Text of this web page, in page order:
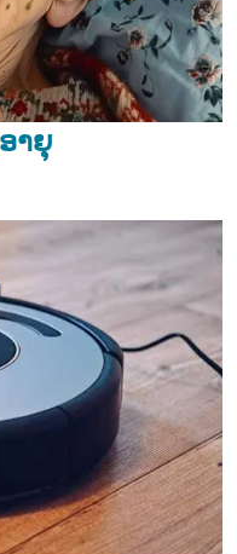
າຍຸ